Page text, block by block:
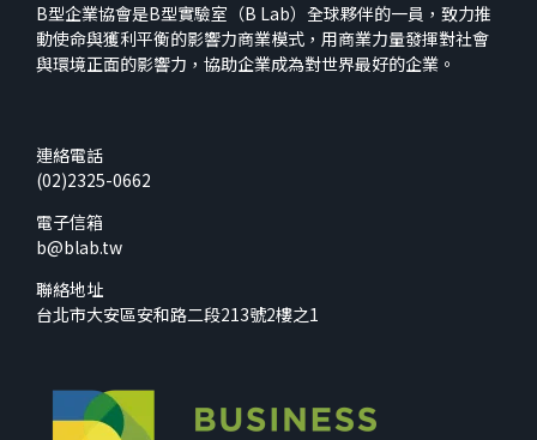
B型企業協會是B型實驗室（B Lab）全球夥伴的一員，致力推
動使命與獲利平衡的影響力商業模式，用商業力量發揮對社會
與環境正面的影響力，協助企業成為對世界最好的企業。
連絡電話
(02)2325-0662
電子信箱
b@blab.tw
聯絡地址
台北市大安區安和路二段213號2樓之1